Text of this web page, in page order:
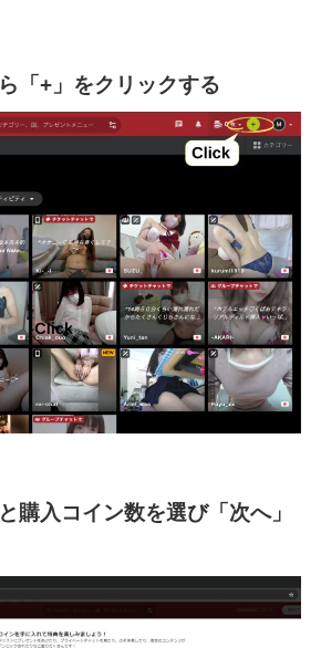
「+」をクリックする
購入コイン数を選び「次へ」